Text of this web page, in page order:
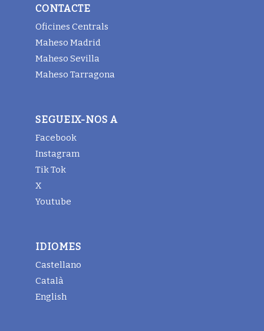
CONTACTE
Oficines Centrals
Maheso Madrid
Maheso Sevilla
Maheso Tarragona
SEGUEIX-NOS A
Facebook
Instagram
Tik Tok
X
Youtube
IDIOMES
Castellano
Català
English